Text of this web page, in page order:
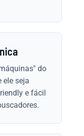
do
ele seja
e fácil